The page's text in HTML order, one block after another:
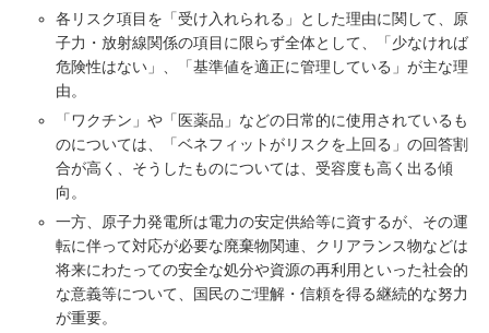
各リスク項目を「受け入れられる」とした理由に関して、原
子力・放射線関係の項目に限らず全体として、「少なければ
危険性はない」、「基準値を適正に管理している」が主な理
由。
「ワクチン」や「医薬品」などの日常的に使用されているも
のについては、「ベネフィットがリスクを上回る」の回答割
合が高く、そうしたものについては、受容度も高く出る傾
向。
一方、原子力発電所は電力の安定供給等に資するが、その運
転に伴って対応が必要な廃棄物関連、クリアランス物などは
将来にわたっての安全な処分や資源の再利用といった社会的
な意義等について、国民のご理解・信頼を得る継続的な努力
が重要。